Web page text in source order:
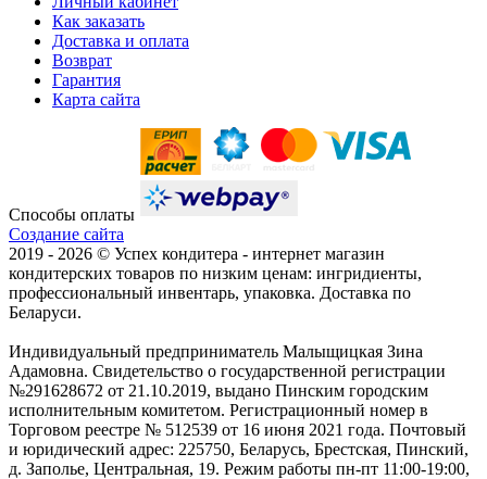
Как заказать
Доставка и оплата
Возврат
Гарантия
Карта сайта
Способы оплаты
Создание сайта
2019 - 2026 © Успех кондитера - интернет магазин
кондитерских товаров по низким ценам: ингридиенты,
профессиональный инвентарь, упаковка. Доставка по
Беларуси.
Индивидуальный предприниматель Малыщицкая Зина
Адамовна. Свидетельство о государственной регистрации
№291628672 от 21.10.2019, выдано Пинским городским
исполнительным комитетом. Регистрационный номер в
Торговом реестре № 512539 от 16 июня 2021 года. Почтовый
и юридический адрес: 225750, Беларусь, Брестская, Пинский,
д. Заполье, Центральная, 19. Режим работы пн-пт 11:00-19:00,